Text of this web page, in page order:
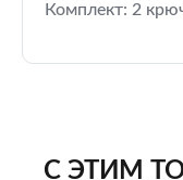
Комплект: 2
С ЭТИМ